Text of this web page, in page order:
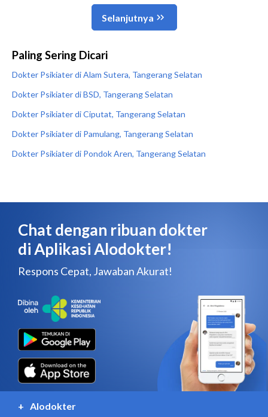
Paling Sering Dicari
Dokter Psikiater di Alam Sutera, Tangerang Selatan
Dokter Psikiater di BSD, Tangerang Selatan
Dokter Psikiater di Ciputat, Tangerang Selatan
Dokter Psikiater di Pamulang, Tangerang Selatan
Dokter Psikiater di Pondok Aren, Tangerang Selatan